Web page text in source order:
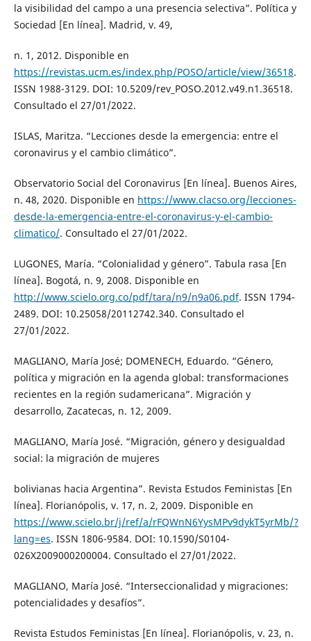
la visibilidad del campo a una presencia selectiva”. Política y
Sociedad [En línea]. Madrid, v. 49,
n. 1, 2012. Disponible en
https://revistas.ucm.es/index.php/POSO/article/view/36518.
ISSN 1988-3129. DOI: 10.5209/rev_POSO.2012.v49.n1.36518.
Consultado el 27/01/2022.
ISLAS, Maritza. “Lecciones desde la emergencia: entre el
coronavirus y el cambio climático”.
Observatorio Social del Coronavirus [En línea]. Buenos Aires,
n. 48, 2020. Disponible en https://www.clacso.org/lecciones-
desde-la-emergencia-entre-el-coronavirus-y-el-cambio-
climatico/. Consultado el 27/01/2022.
LUGONES, María. “Colonialidad y género”. Tabula rasa [En
línea]. Bogotá, n. 9, 2008. Disponible en
http://www.scielo.org.co/pdf/tara/n9/n9a06.pdf. ISSN 1794-
2489. DOI: 10.25058/20112742.340. Consultado el
27/01/2022.
MAGLIANO, María José; DOMENECH, Eduardo. “Género,
política y migración en la agenda global: transformaciones
recientes en la región sudamericana”. Migración y
desarrollo, Zacatecas, n. 12, 2009.
MAGLIANO, María José. “Migración, género y desigualdad
social: la migración de mujeres
bolivianas hacia Argentina”. Revista Estudos Feministas [En
línea]. Florianópolis, v. 17, n. 2, 2009. Disponible en
https://www.scielo.br/j/ref/a/rFQWnN6YysMPv9dykT5yrMb/?
lang=es. ISSN 1806-9584. DOI: 10.1590/S0104-
026X2009000200004. Consultado el 27/01/2022.
MAGLIANO, María José. “Interseccionalidad y migraciones:
potencialidades y desafíos”.
Revista Estudos Feministas [En línea]. Florianópolis, v. 23, n.